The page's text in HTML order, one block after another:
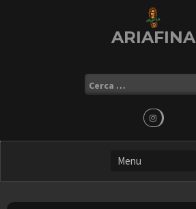
ARIAFINA
Ricerca
per: